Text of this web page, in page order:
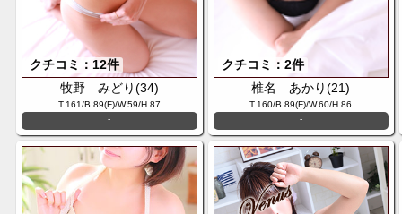
クチコミ：12件
牧野 みどり(34)
T.161/B.89(F)/W.59/H.87
-
クチコミ：2件
椎名 あかり(21)
T.160/B.89(F)/W.60/H.86
-